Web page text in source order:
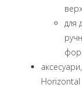
для
Horizontal